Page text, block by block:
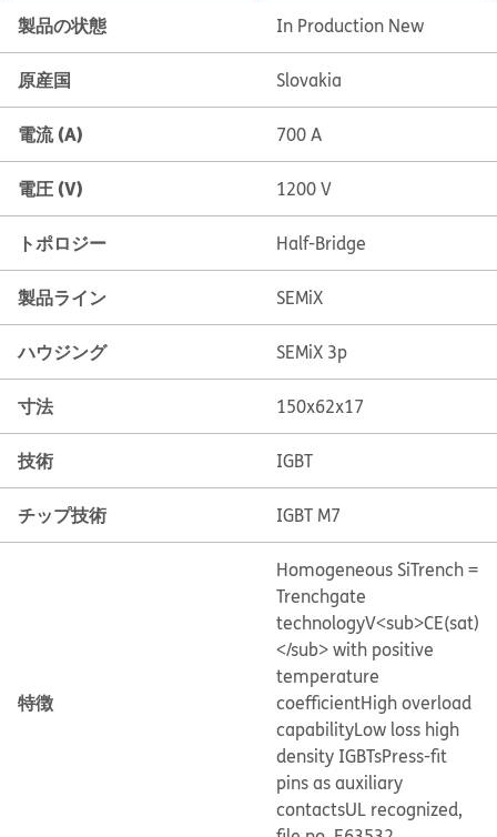
製品の状態 In Production New
原産国 Slovakia
電流 (A) 700 A
電圧 (V) 1200 V
トポロジー Half-Bridge
製品ライン SEMiX
ハウジング SEMiX 3p
寸法 150x62x17
技術 IGBT
チップ技術 IGBT M7
特徴
Homogeneous SiTrench =
Trenchgate
technologyV<sub>CE(sat)
</sub> with positive
temperature
coefficientHigh overload
capabilityLow loss high
density IGBTsPress-fit
pins as auxiliary
contactsUL recognized,